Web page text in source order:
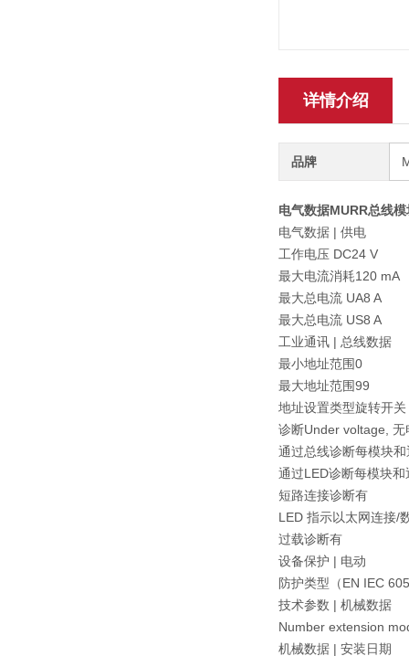
详情介绍
品牌
电气数据MURR总线
电气数据 | 供电
工作电压 DC24 V
最大电流消耗120 mA
最大总电流 UA8 A
最大总电流 US8 A
工业通讯 | 总线数据
最小地址范围0
最大地址范围99
地址设置类型旋转开关
诊断Under voltage, 无
通过总线诊断每模块和
通过LED诊断每模块和
短路连接诊断有
LED 指示以太网连接/
过载诊断有
设备保护 | 电动
防护类型（EN IEC
技术参数 | 机械数据
Number extension
机械数据 | 安装日期